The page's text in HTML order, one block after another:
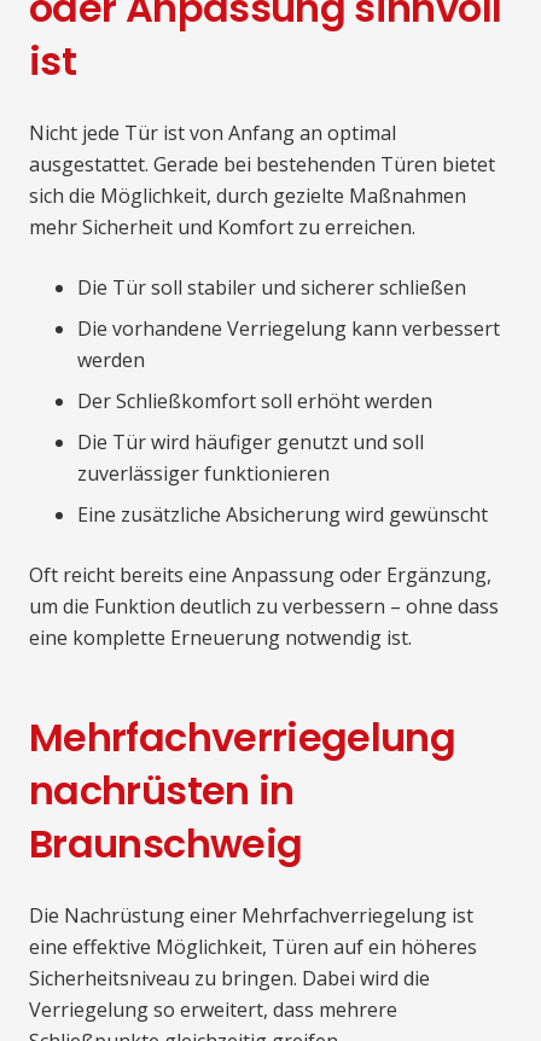
ist
Nicht jede Tür ist von Anfang an optimal
ausgestattet. Gerade bei bestehenden Türen bietet
sich die Möglichkeit, durch gezielte Maßnahmen
mehr Sicherheit und Komfort zu erreichen.
Die Tür soll stabiler und sicherer schließen
Die vorhandene Verriegelung kann verbessert
werden
Der Schließkomfort soll erhöht werden
Die Tür wird häufiger genutzt und soll
zuverlässiger funktionieren
Eine zusätzliche Absicherung wird gewünscht
Oft reicht bereits eine Anpassung oder Ergänzung,
um die Funktion deutlich zu verbessern – ohne dass
eine komplette Erneuerung notwendig ist.
Mehrfachverriegelung
nachrüsten in
Braunschweig
Die Nachrüstung einer Mehrfachverriegelung ist
eine effektive Möglichkeit, Türen auf ein höheres
Sicherheitsniveau zu bringen. Dabei wird die
Verriegelung so erweitert, dass mehrere